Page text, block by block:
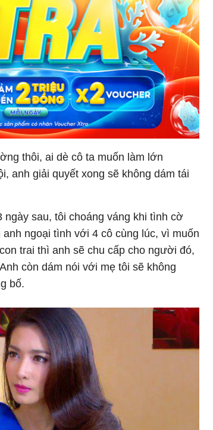
thôi, ai dè cô ta muốn làm lớn
anh giải quyết xong sẽ không dám tái
sau, tôi choáng váng khi tình cờ
ngoại tình với 4 cô cùng lúc, vì muốn
trai thì anh sẽ chu cấp cho người đó,
còn dám nói với mẹ tôi sẽ không
bố.